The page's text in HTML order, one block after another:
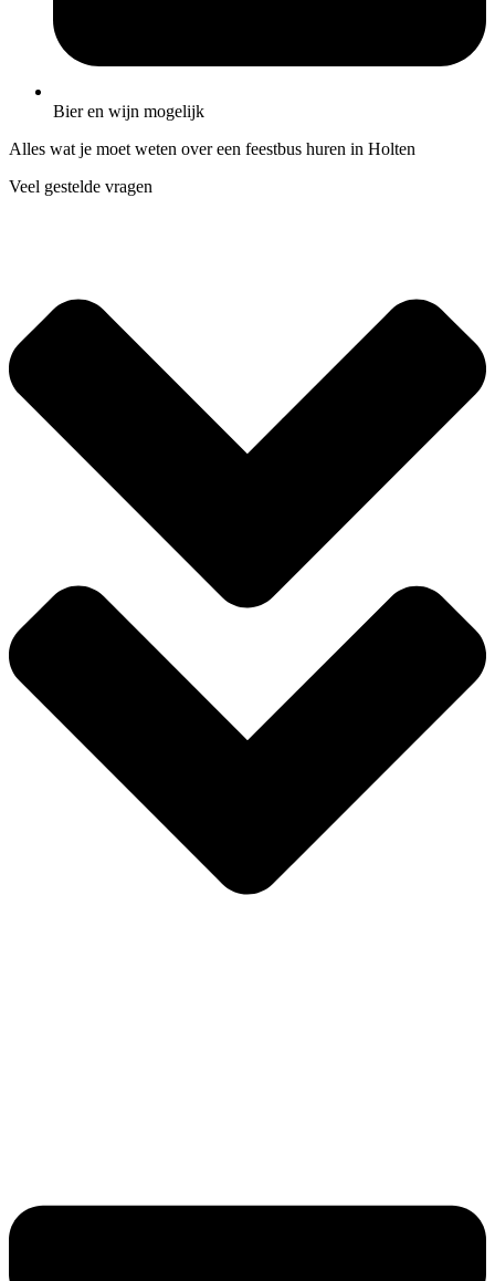
Bier en wijn mogelijk
Alles wat je moet weten over een feestbus huren in Holten
Veel gestelde vragen